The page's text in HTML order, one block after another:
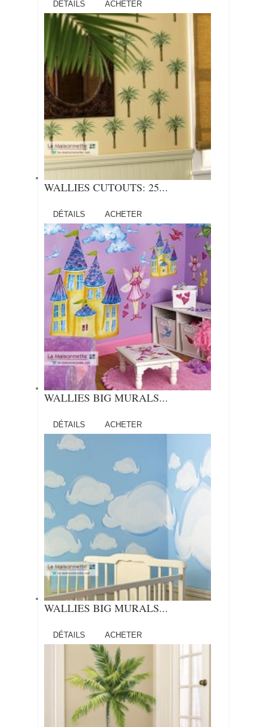
DÉTAILS ACHETER
WALLIES CUTOUTS: 25...
DÉTAILS ACHETER
WALLIES BIG MURALS...
DÉTAILS ACHETER
WALLIES BIG MURALS...
DÉTAILS ACHETER